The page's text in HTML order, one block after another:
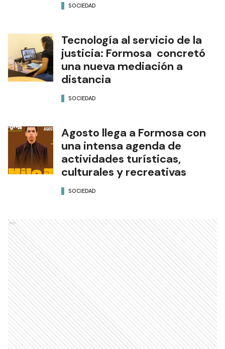
SOCIEDAD
Tecnología al servicio de la
justicia: Formosa concretó
una nueva mediación a
distancia
SOCIEDAD
Agosto llega a Formosa con
una intensa agenda de
actividades turísticas,
culturales y recreativas
SOCIEDAD
Ads